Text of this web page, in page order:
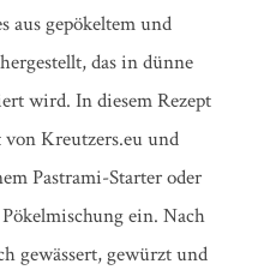
aus gepökeltem und
das in dünne
wird. In diesem Rezept
Kreutzers.eu und
Pastrami-Starter oder
ein. Nach
gewässert, gewürzt und